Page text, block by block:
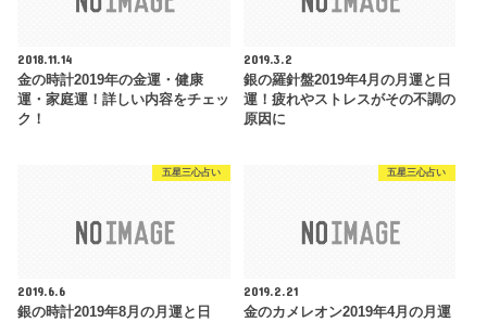
2018.11.14
金の時計2019年の金運・健康
運・家庭運！詳しい内容をチェッ
ク！
2019.3.2
銀の羅針盤2019年4月の月運と日
運！疲れやストレスがその不調の
原因に
五星三心占い
2019.6.6
銀の時計2019年8月の月運と日
五星三心占い
2019.2.21
金のカメレオン2019年4月の月運